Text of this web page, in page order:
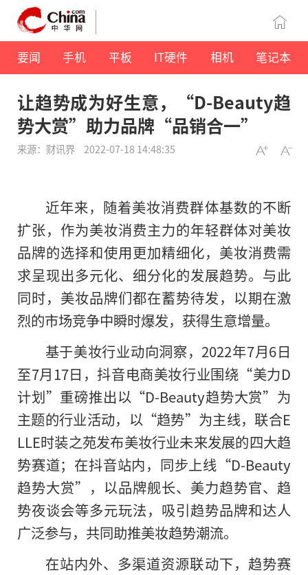
要闻 手机 平板 IT硬件 相机 笔记本
让趋势成为好生意，“D-Beauty趋
势大赏”助力品牌“品销合一”
来源：财讯界 2022-07-18 14:48:35
近年来，随着美妆消费群体基数的不断
扩张，作为美妆消费主力的年轻群体对美妆
品牌的选择和使用更加精细化，美妆消费需
求呈现出多元化、细分化的发展趋势。与此
同时，美妆品牌们都在蓄势待发，以期在激
烈的市场竞争中瞬时爆发，获得生意增量。
基于美妆行业动向洞察，2022年7月6日
至7月17日，抖音电商美妆行业围绕“美力D
计划”重磅推出以“D-Beauty趋势大赏”为
主题的行业活动，以“趋势”为主线，联合E
LLE时装之苑发布美妆行业未来发展的四大趋
势赛道；在抖音站内，同步上线“D-Beauty
趋势大赏”，以品牌舰长、美力趋势官、趋
势夜谈会等多元玩法，吸引趋势品牌和达人
广泛参与，共同助推美妆趋势潮流。
在站内外、多渠道资源联动下，趋势赛